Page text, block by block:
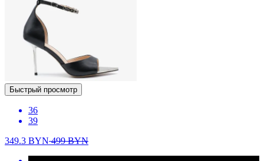
Быстрый просмотр
36
39
349.3 BYN499BYN